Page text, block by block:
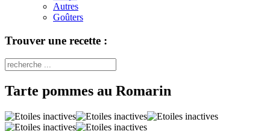
Autres
Goûters
Trouver une recette :
Tarte pommes au Romarin